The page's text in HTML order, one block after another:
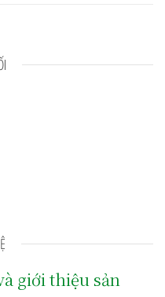
giới thiệu sản